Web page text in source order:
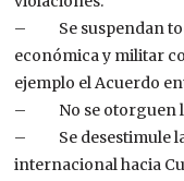
– Se suspendan
económica y militar
ejemplo el Acuerdo
– No se otorguen
– Se desestimule la
internacional hacia